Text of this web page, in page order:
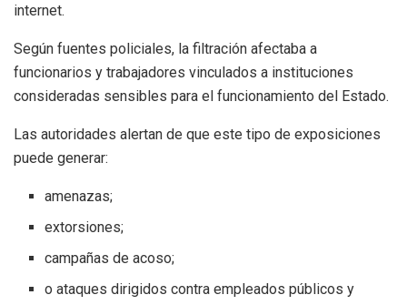
internet.
Según fuentes policiales, la filtración afectaba a
funcionarios y trabajadores vinculados a instituciones
consideradas sensibles para el funcionamiento del Estado.
Las autoridades alertan de que este tipo de exposiciones
puede generar:
amenazas;
extorsiones;
campañas de acoso;
o ataques dirigidos contra empleados públicos y